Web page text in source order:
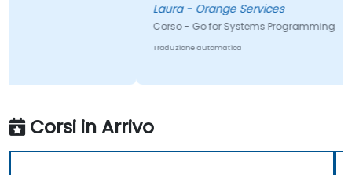
Laura - Orange Services
Corso - Go for Systems Programming
Corsi in Arrivo